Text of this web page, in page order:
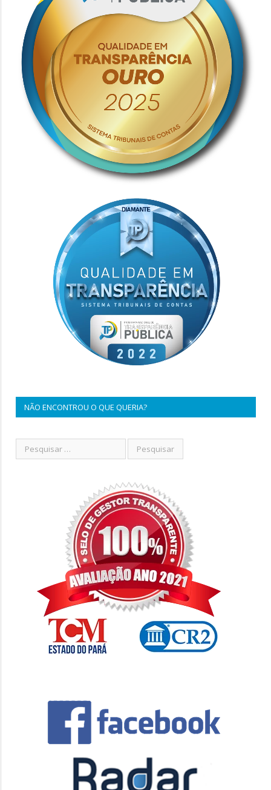
NÃO ENCONTROU O QUE QUERIA?